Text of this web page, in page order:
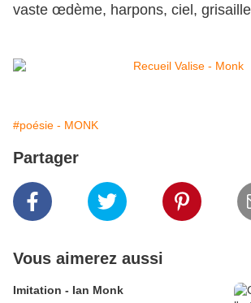
vaste œdème, harpons, ciel,
#poésie - MONK
Partager
Vous aimerez aussi
Imitation - Ian Monk